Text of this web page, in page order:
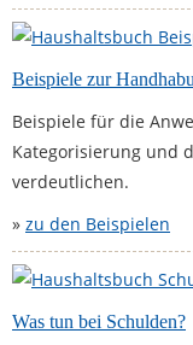
Beispiele zur
Beispiele für die
Kategorisierung und
verdeutlichen.
» zu den Beispielen
Was tun bei Schulden?